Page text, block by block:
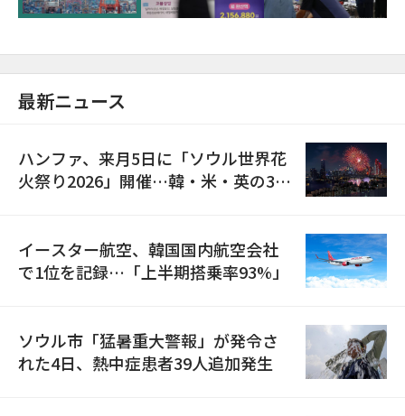
最新ニュース
ハンファ、来月5日に「ソウル世界花
火祭り2026」開催…韓・米・英の3カ
イースター航空、韓国国内航空会社
で1位を記録…「上半期搭乗率93%」
ソウル市「猛暑重大警報」が発令さ
れた4日、熱中症患者39人追加発生